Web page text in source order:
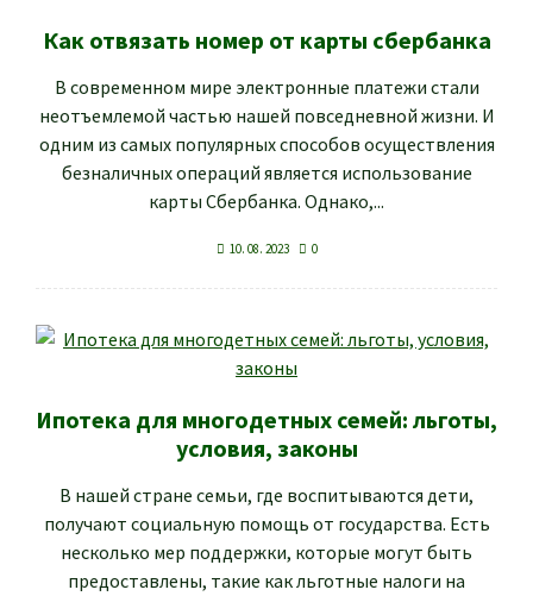
Как отвязать номер от карты сбербанка
В современном мире электронные платежи стали
неотъемлемой частью нашей повседневной жизни. И
одним из самых популярных способов осуществления
безналичных операций является использование
карты Сбербанка. Однако,...
10. 08. 2023 0
Ипотека для многодетных семей: льготы,
условия, законы
В нашей стране семьи, где воспитываются дети,
получают социальную помощь от государства. Есть
несколько мер поддержки, которые могут быть
предоставлены, такие как льготные налоги на